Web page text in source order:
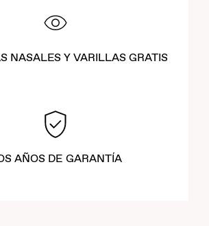
NASALES Y VARILLAS GRATIS
AÑOS DE GARANTÍA